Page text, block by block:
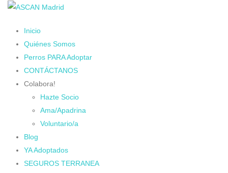
Inicio
Quiénes Somos
Perros PARA Adoptar
CONTÁCTANOS
Colabora!
Hazte Socio
Ama/Apadrina
Voluntario/a
Blog
YA Adoptados
SEGUROS TERRANEA